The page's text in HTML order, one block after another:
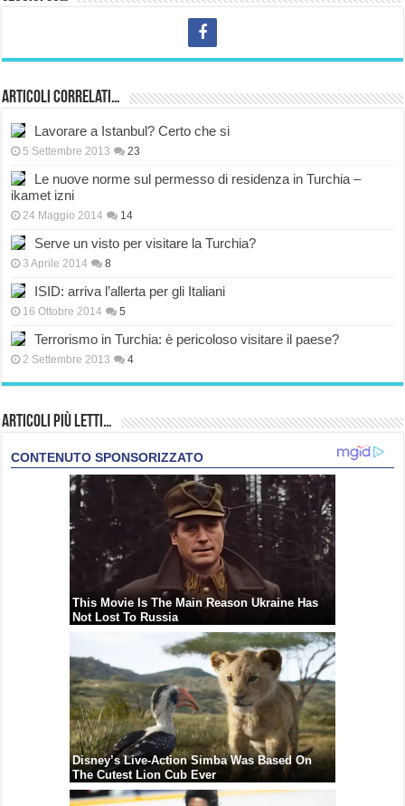
Articoli correlati…
Lavorare a Istanbul? Certo che si
5 Settembre 2013 23
Le nuove norme sul permesso di residenza in Turchia –
ikamet izni
24 Maggio 2014 14
Serve un visto per visitare la Turchia?
3 Aprile 2014 8
ISID: arriva l’allerta per gli Italiani
16 Ottobre 2014 5
Terrorismo in Turchia: è pericoloso visitare il paese?
2 Settembre 2013 4
Articoli più Letti…